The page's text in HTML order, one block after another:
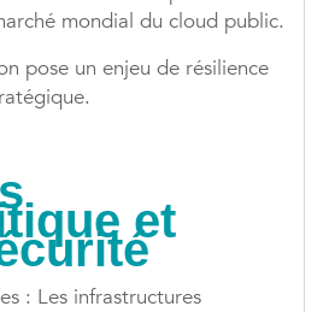
mondial du cloud public.
pose un enjeu de résilience
et
: Les infrastructures